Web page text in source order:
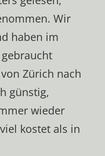
Wir
haben im
Zürich nach
günstig,
wieder
kostet als in